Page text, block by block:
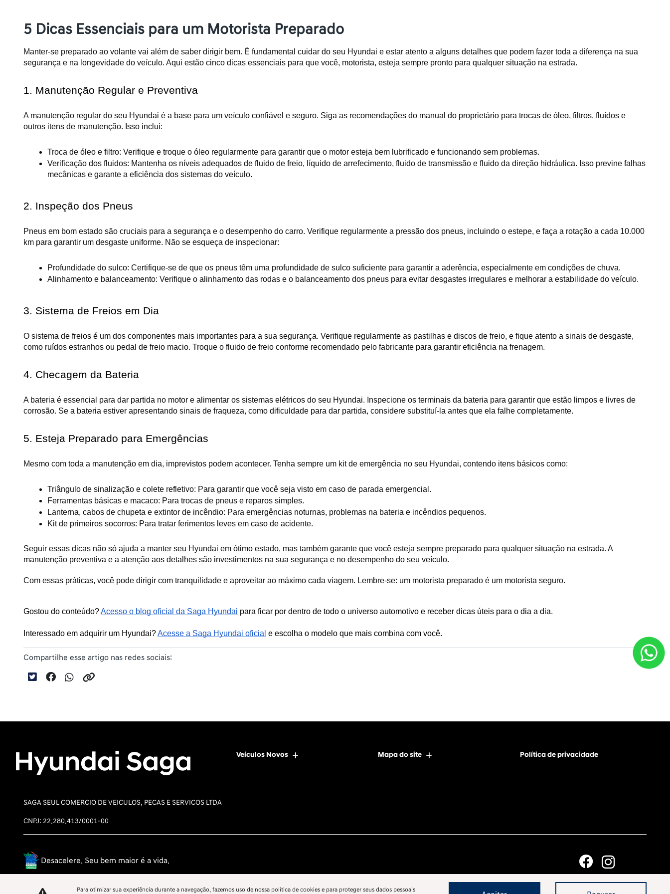
5 Dicas Essenciais para um Motorista Preparado
Manter-se preparado ao volante vai além de saber dirigir bem. É fundamental cuidar do seu Hyundai e estar atento a alguns detalhes que podem fazer toda a diferença na sua
segurança e na longevidade do veículo. Aqui estão cinco dicas essenciais para que você, motorista, esteja sempre pronto para qualquer situação na estrada.
1. Manutenção Regular e Preventiva
A manutenção regular do seu Hyundai é a base para um veículo confiável e seguro. Siga as recomendações do manual do proprietário para trocas de óleo, filtros, fluídos e
outros itens de manutenção. Isso inclui:
Troca de óleo e filtro: Verifique e troque o óleo regularmente para garantir que o motor esteja bem lubrificado e funcionando sem problemas.
Verificação dos fluidos: Mantenha os níveis adequados de fluido de freio, líquido de arrefecimento, fluido de transmissão e fluido da direção hidráulica. Isso previne falhas
mecânicas e garante a eficiência dos sistemas do veículo.
2. Inspeção dos Pneus
Pneus em bom estado são cruciais para a segurança e o desempenho do carro. Verifique regularmente a pressão dos pneus, incluindo o estepe, e faça a rotação a cada 10.000
km para garantir um desgaste uniforme. Não se esqueça de inspecionar:
Profundidade do sulco: Certifique-se de que os pneus têm uma profundidade de sulco suficiente para garantir a aderência, especialmente em condições de chuva.
Alinhamento e balanceamento: Verifique o alinhamento das rodas e o balanceamento dos pneus para evitar desgastes irregulares e melhorar a estabilidade do veículo.
3. Sistema de Freios em Dia
O sistema de freios é um dos componentes mais importantes para a sua segurança. Verifique regularmente as pastilhas e discos de freio, e fique atento a sinais de desgaste,
como ruídos estranhos ou pedal de freio macio. Troque o fluido de freio conforme recomendado pelo fabricante para garantir eficiência na frenagem.
4. Checagem da Bateria
A bateria é essencial para dar partida no motor e alimentar os sistemas elétricos do seu Hyundai. Inspecione os terminais da bateria para garantir que estão limpos e livres de
corrosão. Se a bateria estiver apresentando sinais de fraqueza, como dificuldade para dar partida, considere substituí-la antes que ela falhe completamente.
5. Esteja Preparado para Emergências
Mesmo com toda a manutenção em dia, imprevistos podem acontecer. Tenha sempre um kit de emergência no seu Hyundai, contendo itens básicos como:
Triângulo de sinalização e colete refletivo: Para garantir que você seja visto em caso de parada emergencial.
Ferramentas básicas e macaco: Para trocas de pneus e reparos simples.
Lanterna, cabos de chupeta e extintor de incêndio: Para emergências noturnas, problemas na bateria e incêndios pequenos.
Kit de primeiros socorros: Para tratar ferimentos leves em caso de acidente.
Seguir essas dicas não só ajuda a manter seu Hyundai em ótimo estado, mas também garante que você esteja sempre preparado para qualquer situação na estrada. A
manutenção preventiva e a atenção aos detalhes são investimentos na sua segurança e no desempenho do seu veículo.
Com essas práticas, você pode dirigir com tranquilidade e aproveitar ao máximo cada viagem. Lembre-se: um motorista preparado é um motorista seguro.
Gostou do conteúdo? Acesso o blog oficial da Saga Hyundai para ficar por dentro de todo o universo automotivo e receber dicas úteis para o dia a dia.
Interessado em adquirir um Hyundai? Acesse a Saga Hyundai oficial e escolha o modelo que mais combina com você.
Compartilhe esse artigo nas redes sociais:
Veículos Novos Mapa do site Política de privacidade
SAGA SEUL COMERCIO DE VEICULOS, PECAS E SERVICOS LTDA
CNPJ: 22.280.413/0001-00
Desacelere. Seu bem maior é a vida.
Para otimizar sua experiência durante a navegação, fazemos uso de nossa política de cookies e para proteger seus dados pessoais